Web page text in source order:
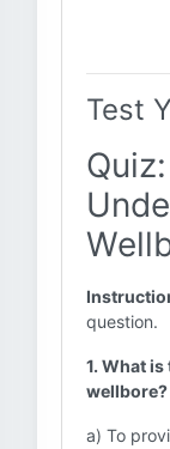
Test
question.
1. What
wellbore?
a) To